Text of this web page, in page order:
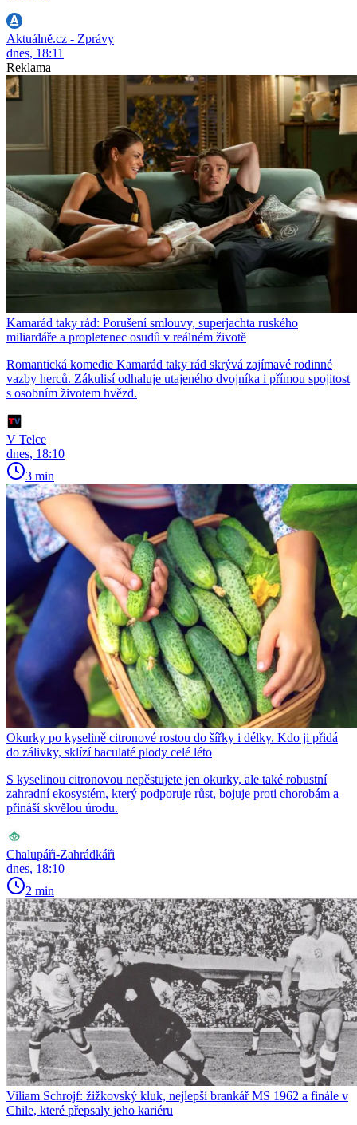
Aktuálně.cz - Zprávy
dnes, 18:11
Reklama
Kamarád taky rád: Porušení smlouvy, superjachta ruského
miliardáře a propletenec osudů v reálném životě
Romantická komedie Kamarád taky rád skrývá zajímavé rodinné
vazby herců. Zákulisí odhaluje utajeného dvojníka i přímou spojitost
s osobním životem hvězd.
V Telce
dnes, 18:10
3 min
Okurky po kyselině citronové rostou do šířky i délky. Kdo ji přidá
do zálivky, sklízí baculaté plody celé léto
S kyselinou citronovou nepěstujete jen okurky, ale také robustní
zahradní ekosystém, který podporuje růst, bojuje proti chorobám a
přináší skvělou úrodu.
Chalupáři-Zahrádkáři
dnes, 18:10
2 min
Viliam Schrojf: žižkovský kluk, nejlepší brankář MS 1962 a finále v
Chile, které přepsaly jeho kariéru